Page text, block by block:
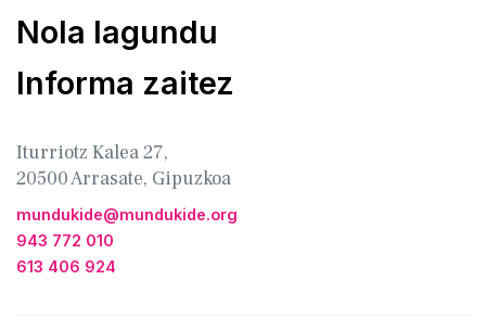
Nola lagundu
Informa zaitez
Iturriotz Kalea 27,
20500 Arrasate, Gipuzkoa
mundukide@mundukide.org
943 772 010
613 406 924